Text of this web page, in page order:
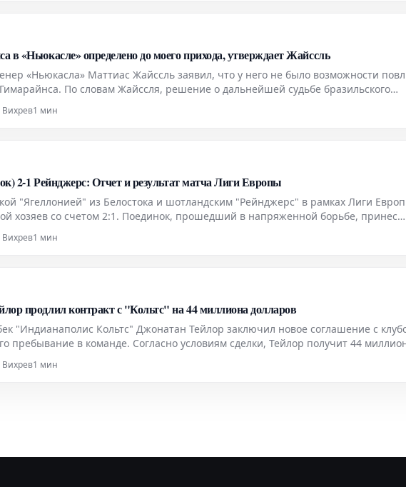
в «Ньюкасле» определено до моего прихода, утверждает Жайссль
«Ньюкасла» Маттиас Жайссль заявил, что у него не было возможности
По словам Жайссля, решение о дальнейшей судьбе бразильского
Вихрев1 мин
2-1 Рейнджерс: Отчет и результат матча Лиги Европы
"Ягеллонией" из Белостока и шотландским "Рейнджерс" в рамках Лиги
хозяев со счетом 2:1. Поединок, прошедший в напряженной борьбе, принес
Вихрев1 мин
продлил контракт с "Кольтс" на 44 миллиона долларов
"Индианаполис Кольтс" Джонатан Тейлор заключил новое соглашение с
пребывание в команде. Согласно условиям сделки, Тейлор получит 44
Вихрев1 мин